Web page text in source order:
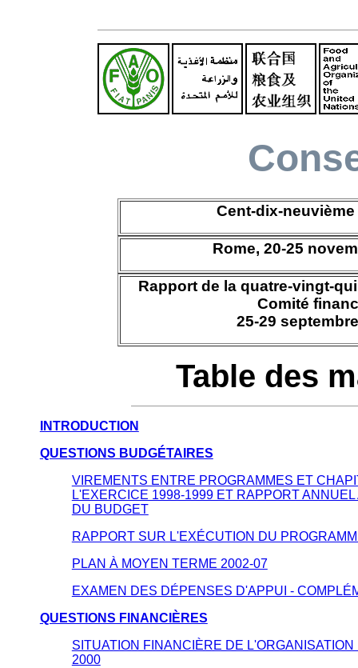
Cent-dix-
Rome, 20-25
Rapport de la quatre-vingt-
Comité
25-29
Table des
INTRODUCTION
QUESTIONS BUDGÉTAIRES
VIREMENTS ENTRE PROGRAMMES ET
L'EXERCICE 1998-1999 ET RAPPORT
DU BUDGET
RAPPORT SUR L'EXÉCUTION DU
PLAN À MOYEN TERME 2002-07
EXAMEN DES DÉPENSES D'APPUI -
QUESTIONS FINANCIÈRES
SITUATION FINANCIÈRE DE
2000